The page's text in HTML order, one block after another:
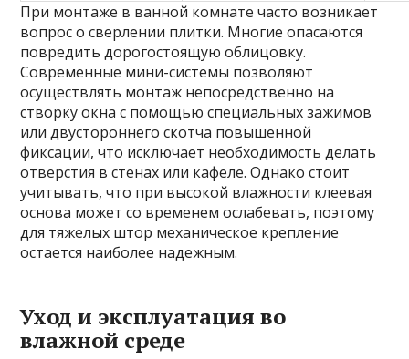
При монтаже в ванной комнате часто возникает
вопрос о сверлении плитки. Многие опасаются
повредить дорогостоящую облицовку.
Современные мини-системы позволяют
осуществлять монтаж непосредственно на
створку окна с помощью специальных зажимов
или двустороннего скотча повышенной
фиксации, что исключает необходимость делать
отверстия в стенах или кафеле. Однако стоит
учитывать, что при высокой влажности клеевая
основа может со временем ослабевать, поэтому
для тяжелых штор механическое крепление
остается наиболее надежным.
Уход и эксплуатация во
влажной среде